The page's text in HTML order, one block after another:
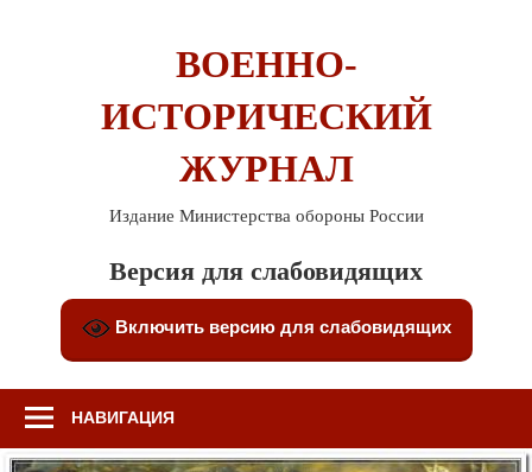
ВОЕННО-
ИСТОРИЧЕСКИЙ
ЖУРНАЛ
Издание Министерства обороны России
Версия для слабовидящих
Включить версию для слабовидящих
НАВИГАЦИЯ